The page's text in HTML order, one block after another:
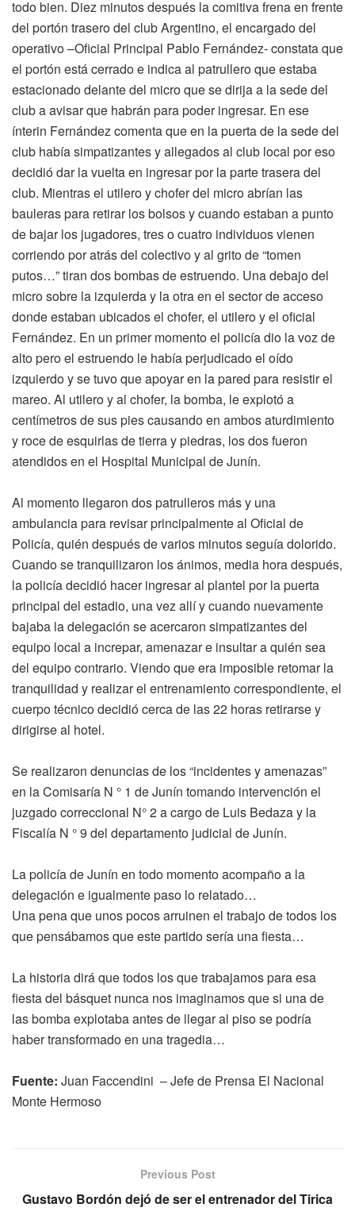
todo bien. Diez minutos después la comitiva frena en frente
del portón trasero del club Argentino, el encargado del
operativo –Oficial Principal Pablo Fernández- constata que
el portón está cerrado e indica al patrullero que estaba
estacionado delante del micro que se dirija a la sede del
club a avisar que habrán para poder ingresar. En ese
ínterin Fernández comenta que en la puerta de la sede del
club había simpatizantes y allegados al club local por eso
decidió dar la vuelta en ingresar por la parte trasera del
club. Mientras el utilero y chofer del micro abrían las
bauleras para retirar los bolsos y cuando estaban a punto
de bajar los jugadores, tres o cuatro individuos vienen
corriendo por atrás del colectivo y al grito de “tomen
putos…” tiran dos bombas de estruendo. Una debajo del
micro sobre la izquierda y la otra en el sector de acceso
donde estaban ubicados el chofer, el utilero y el oficial
Fernández. En un primer momento el policía dio la voz de
alto pero el estruendo le había perjudicado el oído
izquierdo y se tuvo que apoyar en la pared para resistir el
mareo. Al utilero y al chofer, la bomba, le explotó a
centímetros de sus pies causando en ambos aturdimiento
y roce de esquirlas de tierra y piedras, los dos fueron
atendidos en el Hospital Municipal de Junín.
Al momento llegaron dos patrulleros más y una
ambulancia para revisar principalmente al Oficial de
Policía, quién después de varios minutos seguía dolorido.
Cuando se tranquilizaron los ánimos, media hora después,
la policía decidió hacer ingresar al plantel por la puerta
principal del estadio, una vez allí y cuando nuevamente
bajaba la delegación se acercaron simpatizantes del
equipo local a increpar, amenazar e insultar a quién sea
del equipo contrario. Viendo que era imposible retomar la
tranquilidad y realizar el entrenamiento correspondiente, el
cuerpo técnico decidió cerca de las 22 horas retirarse y
dirigirse al hotel.
Se realizaron denuncias de los “incidentes y amenazas”
en la Comisaría N ° 1 de Junín tomando intervención el
juzgado correccional N° 2 a cargo de Luis Bedaza y la
Fiscalía N ° 9 del departamento judicial de Junín.
La policía de Junín en todo momento acompaño a la
delegación e igualmente paso lo relatado…
Una pena que unos pocos arruinen el trabajo de todos los
que pensábamos que este partido sería una fiesta…
La historia dirá que todos los que trabajamos para esa
fiesta del básquet nunca nos imaginamos que si una de
las bomba explotaba antes de llegar al piso se podría
haber transformado en una tragedia…
Fuente: Juan Faccendini – Jefe de Prensa El Nacional
Monte Hermoso
Previous Post
Gustavo Bordón dejó de ser el entrenador del Tirica